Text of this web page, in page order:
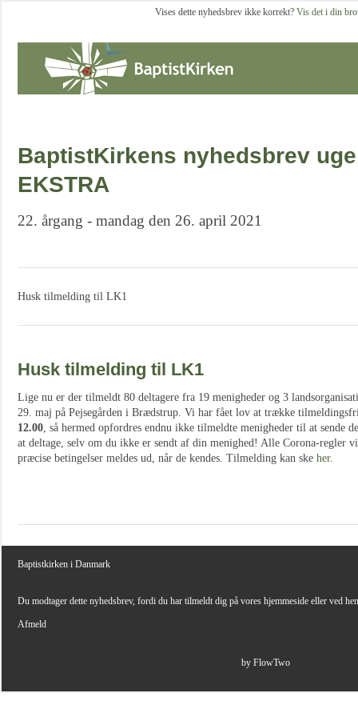
Vises dette nyhedsbrev ikke korrekt? Vis det i din
BaptistKirkens nyhedsbrev uge
EKSTRA
22. årgang - mandag den 26. april 2021
Husk tilmelding til LK1
Husk tilmelding til LK1
Lige nu er der tilmeldt 80 deltagere fra 19 menigheder og 3
29. maj på Pejsegården i Brædstrup. Vi har fået lov at trække
12.00, så hermed opfordres endnu ikke tilmeldte menigheder til at sende
at deltage, selv om du ikke er sendt af din menighed! Alle Corona-regler
præcise betingelser meldes ud, når de kendes. Tilmelding kan ske her.
Baptistkirken i Danmark
Du modtager dette nyhedsbrev, fordi du har tilmeldt dig på vores hjemmeside eller ved
Afmeld
by FlowTwo